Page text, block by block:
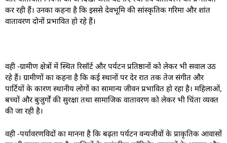
कर रही हैं। उनका कहना है कि इससे देवभूमि की सांस्कृतिक गरिमा और शांत
वातावरण दोनों प्रभावित हो रहे हैं।
वही -ग्रामीण क्षेत्रों में स्थित रिसॉर्ट और पर्यटन प्रतिष्ठानों को लेकर भी सवाल उठ
रहे हैं। ग्रामीणों का कहना है कि कई स्थानों पर देर रात तक तेज संगीत और
पार्टियों के कारण स्थानीय लोगों का सामान्य जीवन प्रभावित हो रहा है। महिलाओं,
बच्चों और बुजुर्गों की सुरक्षा तथा सामाजिक वातावरण को लेकर भी चिंता व्यक्त
की जा रही है।
वही -पर्यावरणविदों का मानना है कि बढ़ता पर्यटन वन्यजीवों के प्राकृतिक आवासों